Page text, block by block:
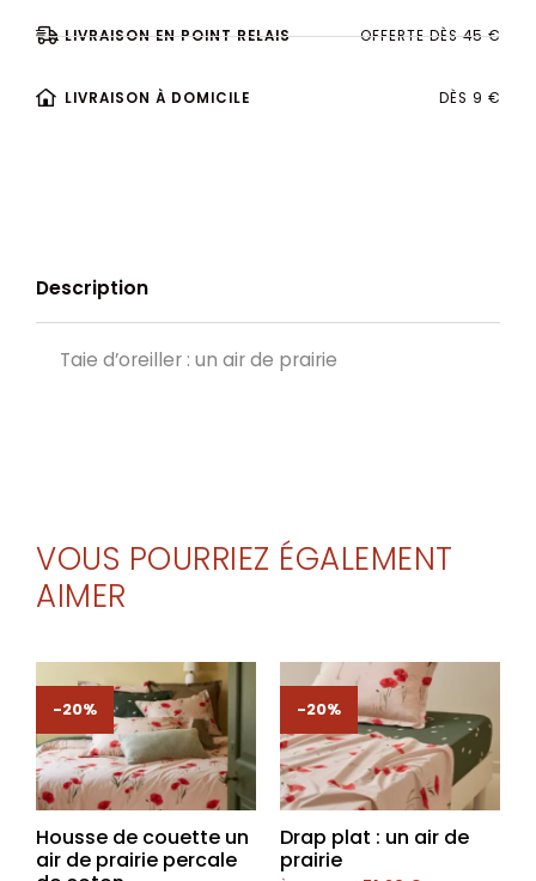
LIVRAISON EN POINT RELAIS OFFERTE DÈS 45 €
LIVRAISON À DOMICILE DÈS 9 €
Description
Taie d’oreiller : un air de prairie
VOUS POURRIEZ ÉGALEMENT
AIMER
-20%
Housse de couette un
air de prairie percale
-20%
Drap plat : un air de
prairie